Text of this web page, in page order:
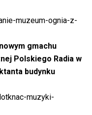
muzeum-ognia-z-
gmachu
Polskiego Radia w
budynku
muzyki-